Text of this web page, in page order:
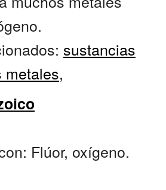
sustancias
metales,
Flúor, oxígeno.